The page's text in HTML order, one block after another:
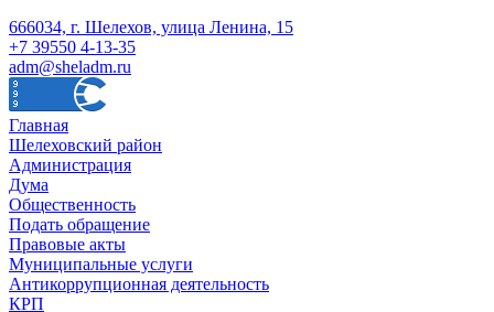
666034, г. Шелехов, улица Ленина, 15
+7 39550 4-13-35
adm@sheladm.ru
Главная
Шелеховский район
Администрация
Дума
Общественность
Подать обращение
Правовые акты
Муниципальные услуги
Антикоррупционная деятельность
КРП